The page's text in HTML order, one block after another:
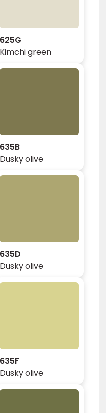
625G
Kimchi green
635B
Dusky olive
635D
Dusky olive
635F
Dusky olive